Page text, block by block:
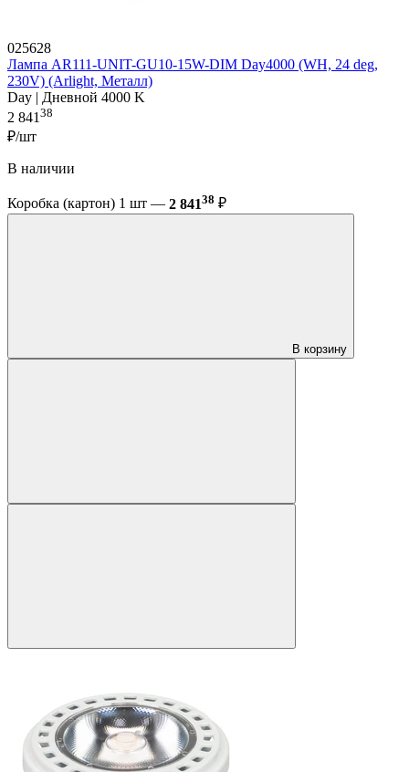
025628
Лампа AR111-UNIT-GU10-15W-DIM Day4000 (WH, 24 deg,
230V) (Arlight, Металл)
Day | Дневной 4000 K
2 84138
₽/шт
В наличии
Коробка (картон) 1 шт — 2 84138 ₽
В корзину